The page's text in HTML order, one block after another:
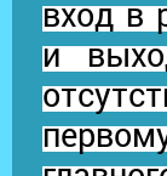
вход в
и